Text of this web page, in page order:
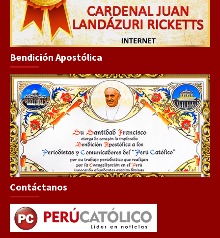
Bendición Apostólica
Contáctanos